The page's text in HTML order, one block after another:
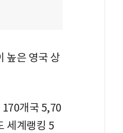
높은 영국 상
170개국 5,70
세계랭킹 5